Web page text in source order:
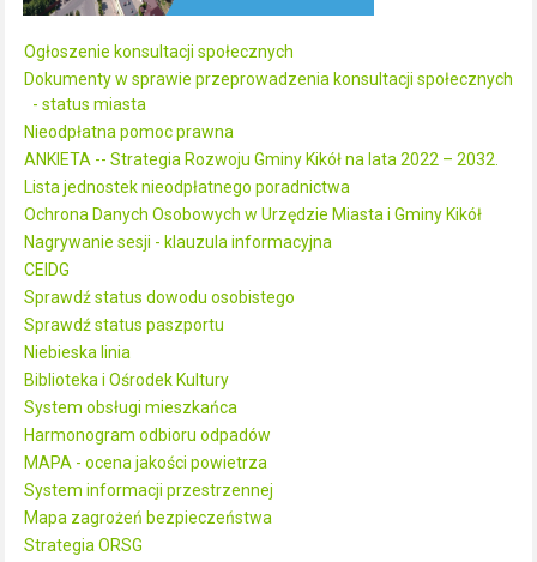
Ogłoszenie konsultacji społecznych
Dokumenty w sprawie przeprowadzenia konsultacji społecznych
- status miasta
Nieodpłatna pomoc prawna
ANKIETA -- Strategia Rozwoju Gminy Kikół na lata 2022 – 2032.
Lista jednostek nieodpłatnego poradnictwa
Ochrona Danych Osobowych w Urzędzie Miasta i Gminy Kikół
Nagrywanie sesji - klauzula informacyjna
CEIDG
Sprawdź status dowodu osobistego
Sprawdź status paszportu
Niebieska linia
Biblioteka i Ośrodek Kultury
System obsługi mieszkańca
Harmonogram odbioru odpadów
MAPA - ocena jakości powietrza
System informacji przestrzennej
Mapa zagrożeń bezpieczeństwa
Strategia ORSG